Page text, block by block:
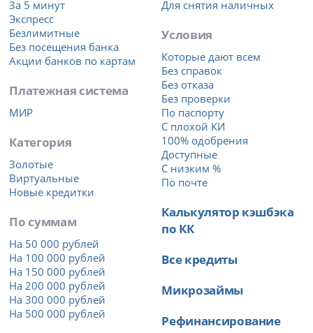
За 5 минут
Экспресс
Безлимитные
Без посещения банка
Акции банков по картам
Платежная система
МИР
Категория
Золотые
Виртуальные
Новые кредитки
По суммам
На 50 000 рублей
На 100 000 рублей
На 150 000 рублей
На 200 000 рублей
На 300 000 рублей
На 500 000 рублей
Для снятия наличных
Условия
Которые дают всем
Без справок
Без отказа
Без проверки
По паспорту
С плохой КИ
100% одобрения
Доступные
С низким %
По почте
Калькулятор кэшбэка
по КК
Все кредиты
Микрозаймы
Рефинансирование